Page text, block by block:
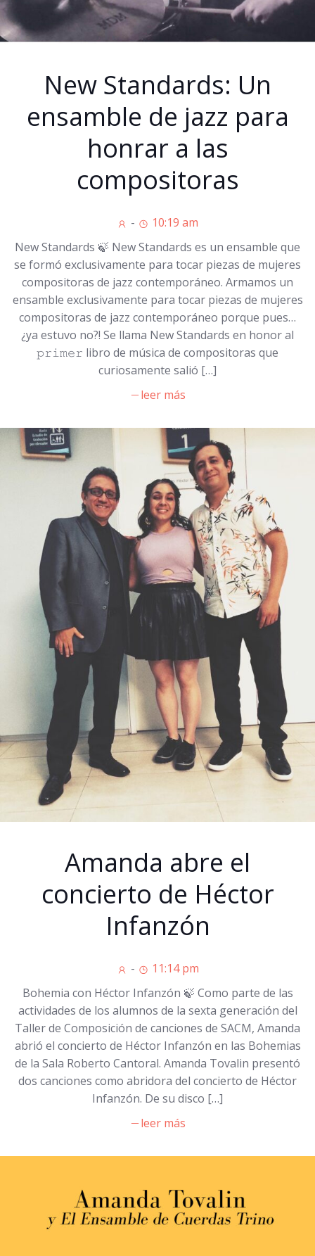
New Standards: Un
ensamble de jazz para
honrar a las
compositoras
-
10:19 am
New Standards 🍃 New Standards es un ensamble que
se formó exclusivamente para tocar piezas de mujeres
compositoras de jazz contemporáneo. Armamos un
ensamble exclusivamente para tocar piezas de mujeres
compositoras de jazz contemporáneo porque pues…
¿ya estuvo no?! Se llama New Standards en honor al
𝚙𝚛𝚒𝚖𝚎𝚛 libro de música de compositoras que
curiosamente salió […]
leer más
Amanda abre el
concierto de Héctor
Infanzón
-
11:14 pm
Bohemia con Héctor Infanzón 🍃 Como parte de las
actividades de los alumnos de la sexta generación del
Taller de Composición de canciones de SACM, Amanda
abrió el concierto de Héctor Infanzón en las Bohemias
de la Sala Roberto Cantoral. Amanda Tovalin presentó
dos canciones como abridora del concierto de Héctor
Infanzón. De su disco […]
leer más